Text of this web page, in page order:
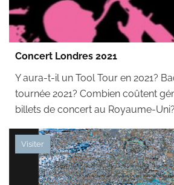
Concert Londres 2021
Y aura-t-il un Tool Tour en 2021?
tournée 2021? Combien coûtent
billets de concert au Royaume-
Visiter